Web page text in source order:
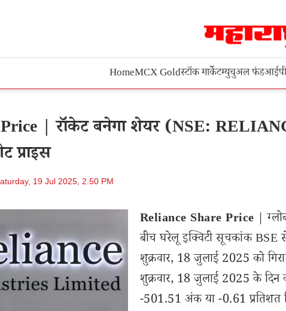
HomeMCX Goldस्टॉक मार्केटम्युचुअल फंड
| रॉकेट बनेगा शेयर (NSE:
प्राइस
19 Jul 2025, 2.50 PM
Reliance Share Price |
बीच घरेलू इक्विटी सूचकांक
शुक्रवार, 18 जुलाई 2025 को
शुक्रवार, 18 जुलाई 2025 के
-501.51 अंक या -0.61